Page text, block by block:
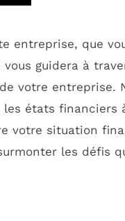
entreprise, que
guidera à
de votre entreprise.
les états financiers
votre situation
les défis